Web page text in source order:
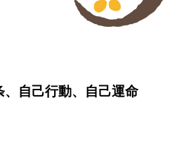
、自己行動、自己運命